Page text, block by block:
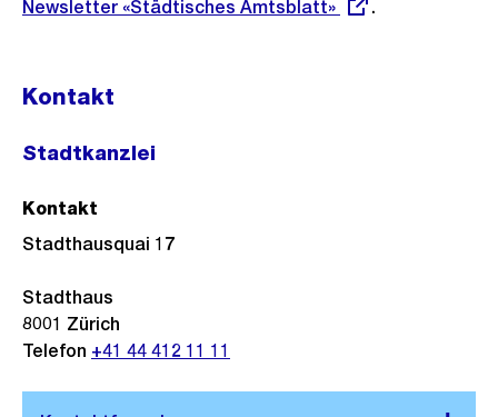
Newsletter «Städtisches Amtsblatt» .
Kontakt
Stadtkanzlei
Kontakt
Stadthausquai 17
Stadthaus
8001 Zürich
Telefon +41 44 412 11 11